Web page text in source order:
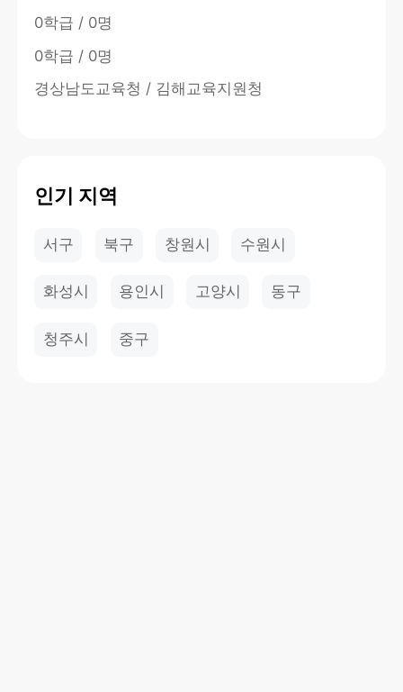
0학급 / 0명
0학급 / 0명
경상남도교육청 / 김해교육지원청
인기 지역
서구 북구 창원시 수원시
화성시 용인시 고양시 동구
청주시 중구